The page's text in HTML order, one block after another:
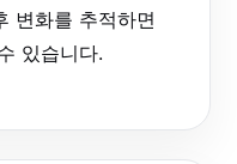
변화를 추적하면
있습니다.